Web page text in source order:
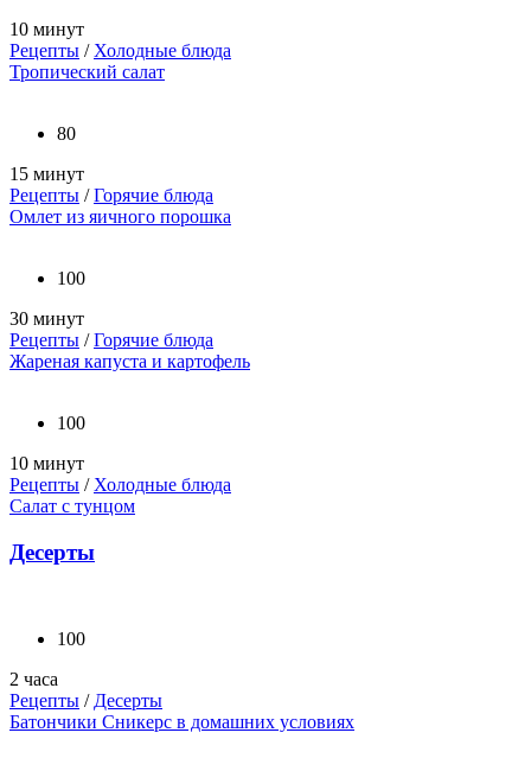
10 минут
Рецепты / Холодные блюда
Тропический салат
80
15 минут
Рецепты /Горячие блюда
Омлет из яичного порошка
100
30 минут
Рецепты /Горячие блюда
Жареная капуста и картофель
100
10 минут
Рецепты / Холодные блюда
Салат с тунцом
Десерты
100
2 часа
Рецепты / Десерты
Батончики Сникерс в домашних условиях